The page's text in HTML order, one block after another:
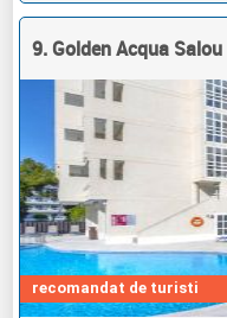
9. Golden Acqua Salou
recomandat de turisti